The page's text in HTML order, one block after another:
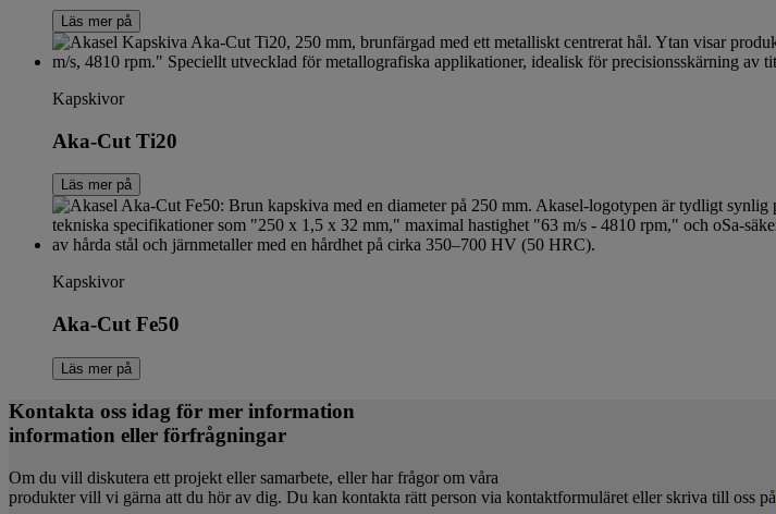
Läs mer på
Kapskivor
Aka-Cut Ti20
Läs mer på
Kapskivor
Aka-Cut Fe50
Läs mer på
Kontakta oss idag för mer information
information eller förfrågningar
Om du vill diskutera ett projekt eller samarbete, eller har frågor om våra
produkter vill vi gärna att du hör av dig. Du kan kontakta rätt person via kontaktformuläret eller skriva till oss på